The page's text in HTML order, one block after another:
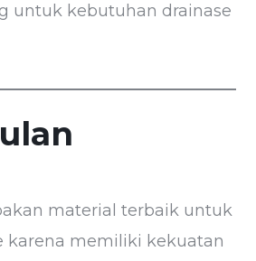
untuk kebutuhan drainase
material terbaik untuk
karena memiliki kekuatan